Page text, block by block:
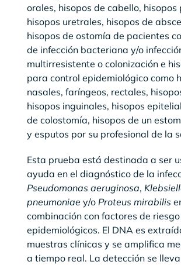
orales, hisopos de cabello, hisopos
hisopos uretrales, hisopos de
hisopos de ostomía de pacientes
de infección bacteriana y/o
multirresistente o colonización e
para control epidemiológico como
nasales, faríngeos, rectales,
hisopos inguinales, hisopos
de colostomía, hisopos de un
y esputos por su profesional de la
Esta prueba está destinada a ser
ayuda en el diagnóstico de la
Pseudomonas aeruginosa,
pneumoniae y/o Proteus mirabilis
combinación con factores de
epidemiológicos. El DNA es
muestras clínicas y se amplifica
a tiempo real. La detección se